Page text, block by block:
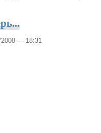
2008 — 18:31